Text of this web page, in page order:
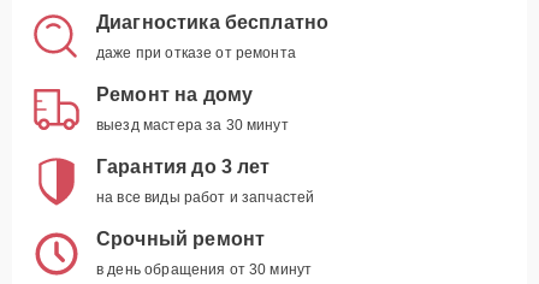
Диагностика бесплатно
даже при отказе от ремонта
Ремонт на дому
выезд мастера за 30 минут
Гарантия до 3 лет
на все виды работ и запчастей
Срочный ремонт
в день обращения от 30 минут